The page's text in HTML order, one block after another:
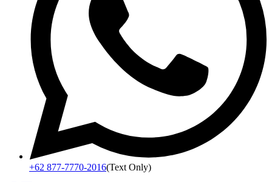
+62 877-7770-2016(Text Only)